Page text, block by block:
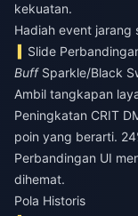
kekuatan.
Hadiah event jarang
Slide
BuffSparkle/Black
Ambil tangkapan
Peningkatan CRIT
poin yang berarti.
Perbandingan UI
dihemat.
Pola Historis